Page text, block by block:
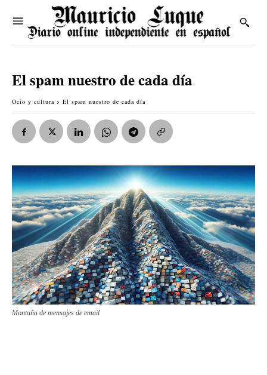
El spam nuestro de cada día
Ocio y cultura El spam nuestro de cada día
Montaña de mensajes de email